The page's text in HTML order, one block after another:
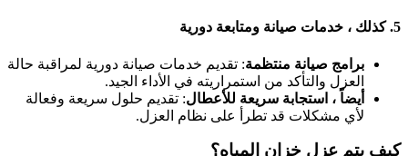
5. كذلك ، خدمات صيانة ومتابعة دورية
برامج صيانة منتظمة: تقديم خدمات صيانة دورية لمراقبة حالة
العزل والتأكد من استمراريته في الأداء الجيد.
أيضاً ، استجابة سريعة للأعطال: تقديم حلول سريعة وفعالة
لأي مشكلات قد تطرأ على نظام العزل.
كيف يتم عزل خزان المياه؟